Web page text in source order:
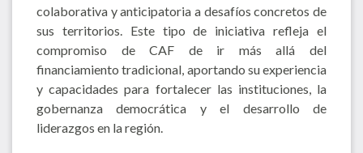
colaborativa y anticipatoria a desafíos concretos de
sus territorios. Este tipo de iniciativa refleja el
compromiso de CAF de ir más allá del
financiamiento tradicional, aportando su experiencia
y capacidades para fortalecer las instituciones, la
gobernanza democrática y el desarrollo de
liderazgos en la región.